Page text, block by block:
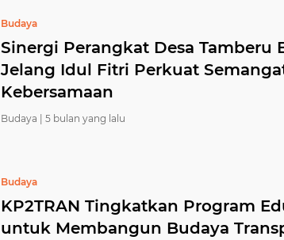
Budaya
Sinergi Perangkat Desa Tamberu
Jelang Idul Fitri Perkuat
Kebersamaan
Budaya | 5 bulan yang lalu
Budaya
KP2TRAN Tingkatkan Program
untuk Membangun Budaya